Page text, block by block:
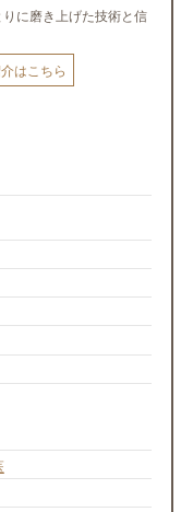
に磨き上げた技術と信
はこちら